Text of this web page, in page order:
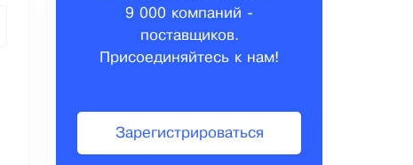
9 000 компаний -
поставщиков.
Присоединяйтесь к нам!
Зарегистрироваться